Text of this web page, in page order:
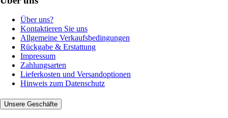
Über uns?
Kontaktieren Sie uns
Allgemeine Verkaufsbedingungen
Rückgabe & Erstattung
Impressum
Zahlungsarten
Lieferkosten und Versandoptionen
Hinweis zum Datenschutz
Unsere Geschäfte